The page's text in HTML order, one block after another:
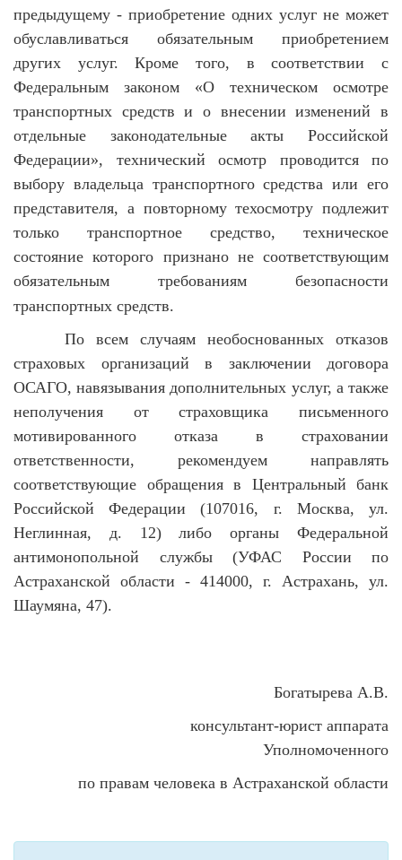
предыдущему - приобретение одних услуг не может
обуславливаться обязательным приобретением
других услуг. Кроме того, в соответствии с
Федеральным законом «О техническом осмотре
транспортных средств и о внесении изменений в
отдельные законодательные акты Российской
Федерации», технический осмотр проводится по
выбору владельца транспортного средства или его
представителя, а повторному техосмотру подлежит
только транспортное средство, техническое
состояние которого признано не соответствующим
обязательным требованиям безопасности
транспортных средств.
По всем случаям необоснованных отказов
страховых организаций в заключении договора
ОСАГО, навязывания дополнительных услуг, а также
неполучения от страховщика письменного
мотивированного отказа в страховании
ответственности, рекомендуем направлять
соответствующие обращения в Центральный банк
Российской Федерации (107016, г. Москва, ул.
Неглинная, д. 12) либо органы Федеральной
антимонопольной службы (УФАС России по
Астраханской области - 414000, г. Астрахань, ул.
Шаумяна, 47).
Богатырева А.В.
консультант-юрист аппарата
Уполномоченного
по правам человека в Астраханской области